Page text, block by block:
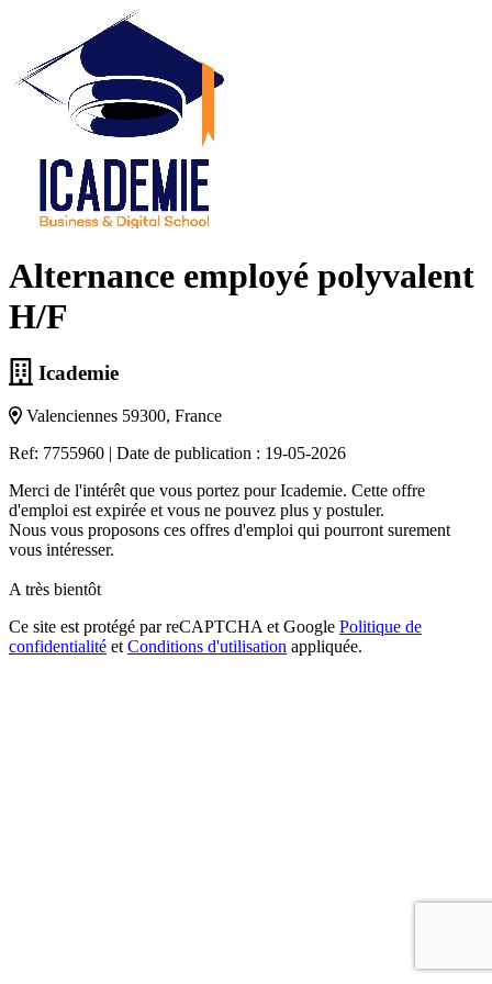
Alternance employé polyvalent
H/F
Icademie
Valenciennes 59300, France
Ref: 7755960 | Date de publication : 19-05-2026
Merci de l'intérêt que vous portez pour Icademie. Cette offre
d'emploi est expirée et vous ne pouvez plus y postuler.
Nous vous proposons ces offres d'emploi qui pourront surement
vous intéresser.
A très bientôt
Ce site est protégé par reCAPTCHA et Google Politique de
confidentialité et Conditions d'utilisation appliquée.